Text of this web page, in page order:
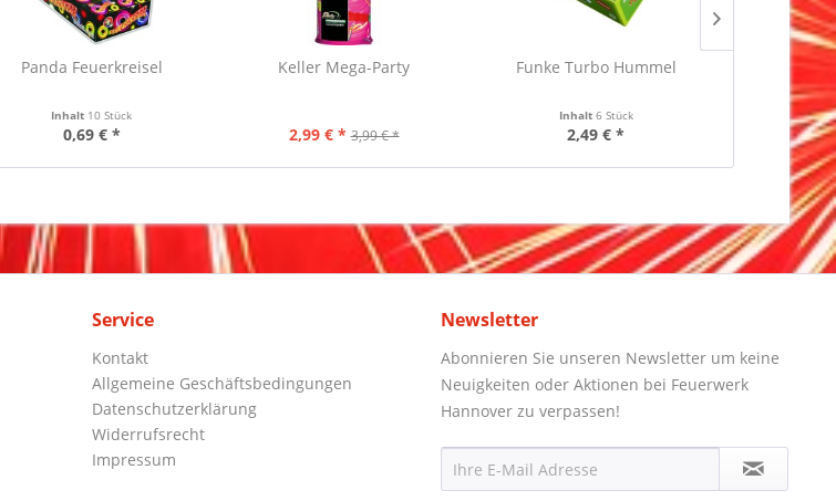
Panda Feuerkreisel
Inhalt 10 Stück
0,69 € *
Keller Mega-Party
2,99 € * 3,99 € *
Funke Turbo Hummel
Inhalt 6 Stück
2,49 € *
Albert
Service
Kontakt
Allgemeine Geschäftsbedingungen
Datenschutzerklärung
Widerrufsrecht
Impressum
Newsletter
Abonnieren Sie unseren Newsletter um keine
Neuigkeiten oder Aktionen bei Feuerwerk
Hannover zu verpassen!